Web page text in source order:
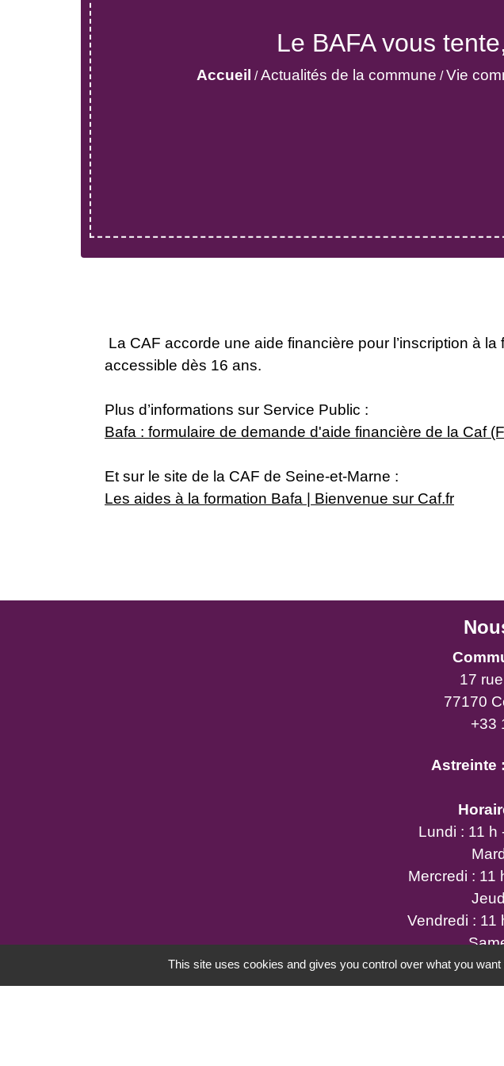
Le BAFA vous
Accueil /Actualités de la commune /Vie
La CAF accorde une aide financière pour l’inscription à
accessible dès 16 ans.
Plus d’informations sur Service Public :
Bafa : formulaire de demande d'aide financière de la Caf
Et sur le site de la CAF de Seine-et-Marne :
Les aides à la formation Bafa | Bienvenue sur Caf.fr
17
77170
+33
Astreinte :
Lundi : 11 h
Mercredi : 11
Vendredi : 11
This site uses cookies and gives you control over what you want